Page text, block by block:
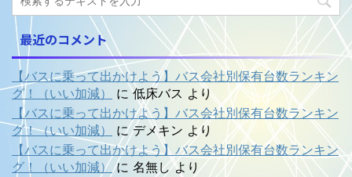
最近のコメント
【バスに乗って出かけよう】バス会社別保有台数ランキン
グ！（いい加減）
に低床バス より
【バスに乗って出かけよう】バス会社別保有台数ランキン
グ！（いい加減）
にデメキン より
【バスに乗って出かけよう】バス会社別保有台数ランキン
グ！（いい加減） に 名無しより